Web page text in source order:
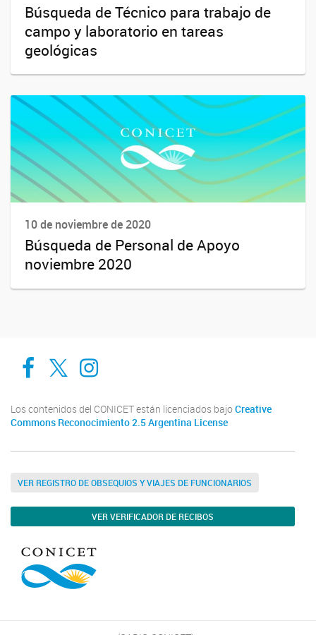
Búsqueda de Técnico para trabajo de
campo y laboratorio en tareas
geológicas
10 de noviembre de 2020
Búsqueda de Personal de Apoyo
noviembre 2020
Cadic en RedCADIC Ushuaia
Cadic en Red
Los contenidos del CONICET están licenciados bajo Creative
Commons Reconocimiento 2.5 Argentina License
VER REGISTRO DE OBSEQUIOS Y VIAJES DE FUNCIONARIOS
VER VERIFICADOR DE RECIBOS